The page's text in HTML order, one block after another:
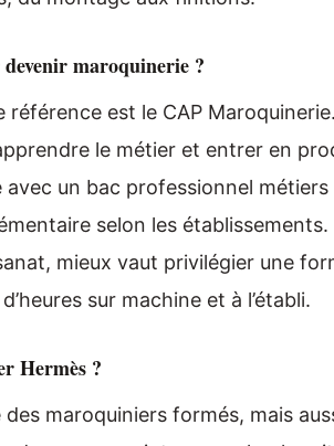
maroquinerie ?
est le CAP
le métier et entrer en
avec un bac professionnel métiers
selon les
mieux vaut privilégier une
sur machine et à l’établi.
Hermès ?
maroquiniers formés, mais